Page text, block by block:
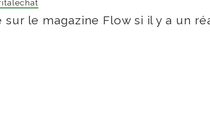
le magazine Flow si il y a un